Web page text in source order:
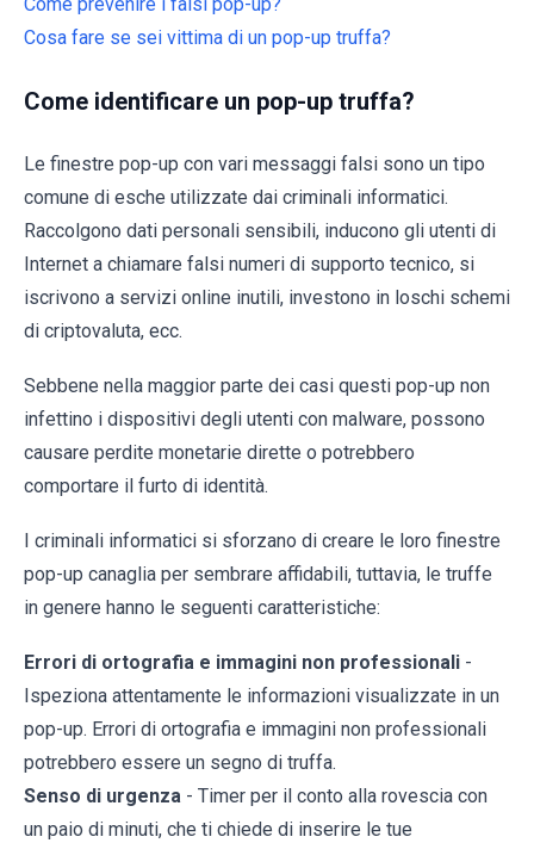
Come prevenire i falsi pop-up?
Cosa fare se sei vittima di un pop-up truffa?
Come identificare un pop-up truffa?
Le finestre pop-up con vari messaggi falsi sono un tipo
comune di esche utilizzate dai criminali informatici.
Raccolgono dati personali sensibili, inducono gli utenti di
Internet a chiamare falsi numeri di supporto tecnico, si
iscrivono a servizi online inutili, investono in loschi schemi
di criptovaluta, ecc.
Sebbene nella maggior parte dei casi questi pop-up non
infettino i dispositivi degli utenti con malware, possono
causare perdite monetarie dirette o potrebbero
comportare il furto di identità.
I criminali informatici si sforzano di creare le loro finestre
pop-up canaglia per sembrare affidabili, tuttavia, le truffe
in genere hanno le seguenti caratteristiche:
Errori di ortografia e immagini non professionali -
Ispeziona attentamente le informazioni visualizzate in un
pop-up. Errori di ortografia e immagini non professionali
potrebbero essere un segno di truffa.
Senso di urgenza - Timer per il conto alla rovescia con
un paio di minuti, che ti chiede di inserire le tue